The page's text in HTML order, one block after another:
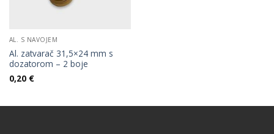
AL. S NAVOJEM
Al. zatvarač 31,5×24 mm s
dozatorom – 2 boje
0,20 €